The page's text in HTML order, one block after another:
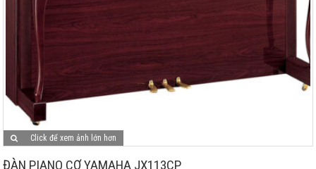
Click để xem ảnh lớn hơn
ĐÀN PIANO CƠ YAMAHA JX113CP